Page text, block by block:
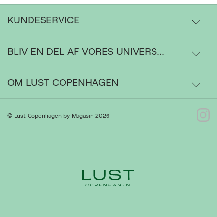
KUNDESERVICE
Levering
Ordrestatus
Gå til Kundeservice
BLIV EN DEL AF VORES UNIVERS...
OM LUST COPENHAGEN
Om os
© Lust Copenhagen by Magasin 2026